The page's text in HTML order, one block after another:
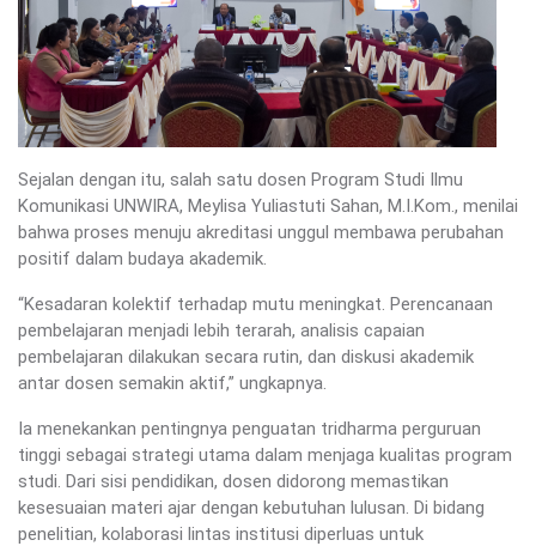
Sejalan dengan itu, salah satu dosen Program Studi Ilmu
Komunikasi UNWIRA, Meylisa Yuliastuti Sahan, M.I.Kom., menilai
bahwa proses menuju akreditasi unggul membawa perubahan
positif dalam budaya akademik.
“Kesadaran kolektif terhadap mutu meningkat. Perencanaan
pembelajaran menjadi lebih terarah, analisis capaian
pembelajaran dilakukan secara rutin, dan diskusi akademik
antar dosen semakin aktif,” ungkapnya.
Ia menekankan pentingnya penguatan tridharma perguruan
tinggi sebagai strategi utama dalam menjaga kualitas program
studi. Dari sisi pendidikan, dosen didorong memastikan
kesesuaian materi ajar dengan kebutuhan lulusan. Di bidang
penelitian, kolaborasi lintas institusi diperluas untuk